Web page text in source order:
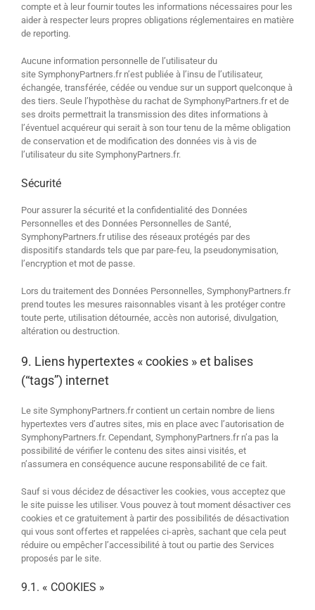
compte et à leur fournir toutes les informations nécessaires pour les
aider à respecter leurs propres obligations réglementaires en matière
de reporting.
Aucune information personnelle de l’utilisateur du
site SymphonyPartners.fr n’est publiée à l’insu de l’utilisateur,
échangée, transférée, cédée ou vendue sur un support quelconque à
des tiers. Seule l’hypothèse du rachat de SymphonyPartners.fr et de
ses droits permettrait la transmission des dites informations à
l’éventuel acquéreur qui serait à son tour tenu de la même obligation
de conservation et de modification des données vis à vis de
l’utilisateur du site SymphonyPartners.fr.
Sécurité
Pour assurer la sécurité et la confidentialité des Données
Personnelles et des Données Personnelles de Santé,
SymphonyPartners.fr utilise des réseaux protégés par des
dispositifs standards tels que par pare-feu, la pseudonymisation,
l’encryption et mot de passe.
Lors du traitement des Données Personnelles, SymphonyPartners.fr
prend toutes les mesures raisonnables visant à les protéger contre
toute perte, utilisation détournée, accès non autorisé, divulgation,
altération ou destruction.
9. Liens hypertextes « cookies » et balises
(“tags”) internet
Le site SymphonyPartners.fr contient un certain nombre de liens
hypertextes vers d’autres sites, mis en place avec l’autorisation de
SymphonyPartners.fr. Cependant, SymphonyPartners.fr n’a pas la
possibilité de vérifier le contenu des sites ainsi visités, et
n’assumera en conséquence aucune responsabilité de ce fait.
Sauf si vous décidez de désactiver les cookies, vous acceptez que
le site puisse les utiliser. Vous pouvez à tout moment désactiver ces
cookies et ce gratuitement à partir des possibilités de désactivation
qui vous sont offertes et rappelées ci-après, sachant que cela peut
réduire ou empêcher l’accessibilité à tout ou partie des Services
proposés par le site.
9.1. « COOKIES »